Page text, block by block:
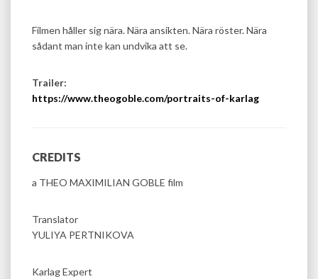
Filmen håller sig nära. Nära ansikten. Nära röster. Nära
sådant man inte kan undvika att se.
Trailer:
https://www.theogoble.com/portraits-of-karlag
CREDITS
a THEO MAXIMILIAN GOBLE film
Translator
YULIYA PERTNIKOVA
Karlag Expert